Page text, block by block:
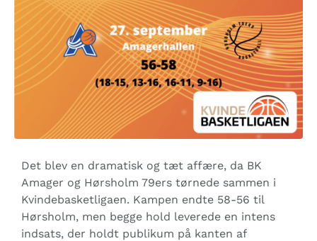
Det blev en dramatisk og tæt affære, da BK
Amager og Hørsholm 79ers tørnede sammen i
Kvindebasketligaen. Kampen endte 58-56 til
Hørsholm, men begge hold leverede en intens
indsats, der holdt publikum på kanten af